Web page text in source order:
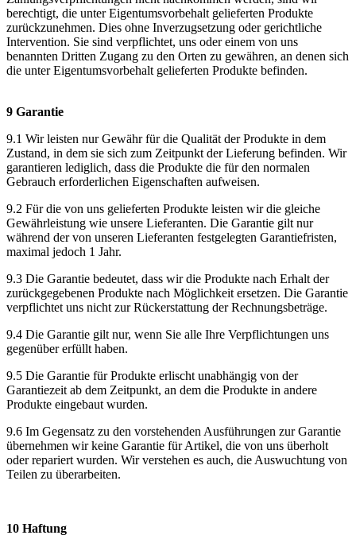
berechtigt, die unter Eigentumsvorbehalt gelieferten Produkte
zurückzunehmen. Dies ohne Inverzugsetzung oder gerichtliche
Intervention. Sie sind verpflichtet, uns oder einem von uns
benannten Dritten Zugang zu den Orten zu gewähren, an denen sich
die unter Eigentumsvorbehalt gelieferten Produkte befinden.
9 Garantie
9.1 Wir leisten nur Gewähr für die Qualität der Produkte in dem
Zustand, in dem sie sich zum Zeitpunkt der Lieferung befinden. Wir
garantieren lediglich, dass die Produkte die für den normalen
Gebrauch erforderlichen Eigenschaften aufweisen.
9.2 Für die von uns gelieferten Produkte leisten wir die gleiche
Gewährleistung wie unsere Lieferanten. Die Garantie gilt nur
während der von unseren Lieferanten festgelegten Garantiefristen,
maximal jedoch 1 Jahr.
9.3 Die Garantie bedeutet, dass wir die Produkte nach Erhalt der
zurückgegebenen Produkte nach Möglichkeit ersetzen. Die Garantie
verpflichtet uns nicht zur Rückerstattung der Rechnungsbeträge.
9.4 Die Garantie gilt nur, wenn Sie alle Ihre Verpflichtungen uns
gegenüber erfüllt haben.
9.5 Die Garantie für Produkte erlischt unabhängig von der
Garantiezeit ab dem Zeitpunkt, an dem die Produkte in andere
Produkte eingebaut wurden.
9.6 Im Gegensatz zu den vorstehenden Ausführungen zur Garantie
übernehmen wir keine Garantie für Artikel, die von uns überholt
oder repariert wurden. Wir verstehen es auch, die Auswuchtung von
Teilen zu überarbeiten.
10 Haftung